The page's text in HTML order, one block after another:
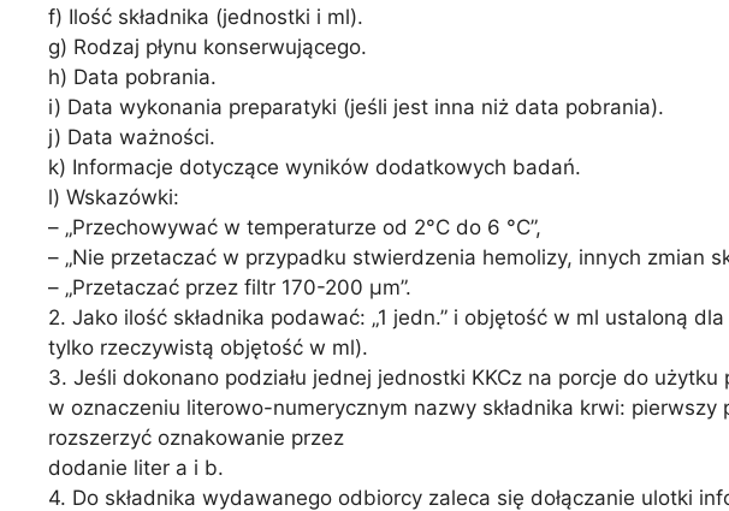
f) Ilość składnika (jednostki i ml).
g) Rodzaj płynu konserwującego.
h) Data pobrania.
i) Data wykonania preparatyki (jeśli jest inna niż data pobrania).
j) Data ważności.
k) Informacje dotyczące wyników dodatkowych badań.
l) Wskazówki:
– „Przechowywać w temperaturze od 2°C do 6 °C”,
– „Nie przetaczać w przypadku stwierdzenia hemolizy, innych zmian
– „Przetaczać przez filtr 170-200 µm”.
2. Jako ilość składnika podawać: „1 jedn.” i objętość w ml ustaloną
tylko rzeczywistą objętość w ml).
3. Jeśli dokonano podziału jednej jednostki KKCz na porcje do
w oznaczeniu literowo-numerycznym nazwy składnika krwi:
rozszerzyć oznakowanie przez
dodanie liter a i b.
4. Do składnika wydawanego odbiorcy zaleca się dołączanie ulotki